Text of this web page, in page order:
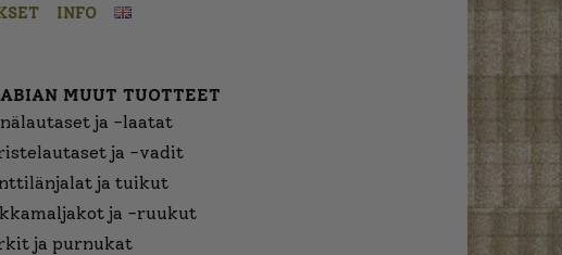
INFO
MUUT TUOTTEET
ja -laatat
ja -vadit
ja tuikut
ja -ruukut
ja purnukat